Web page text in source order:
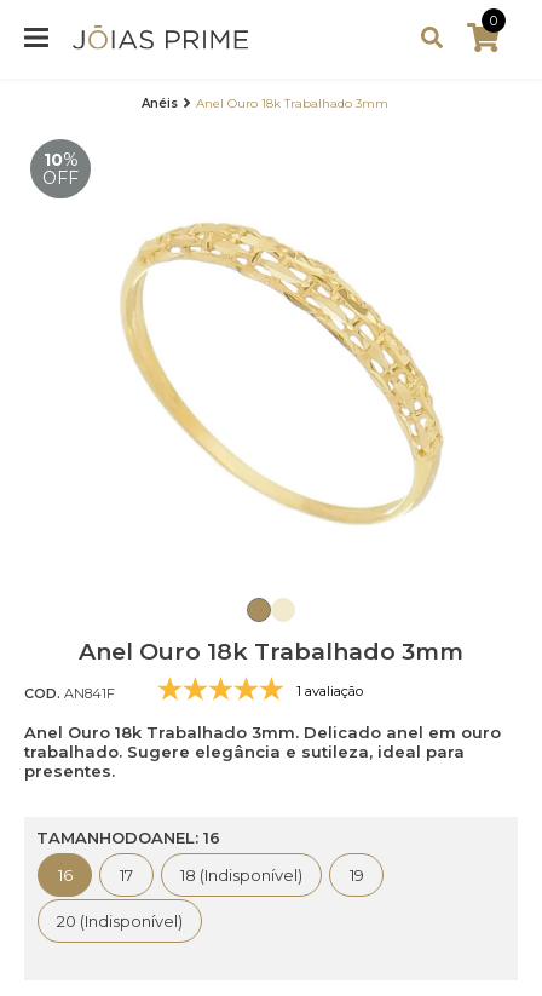
0
Anéis Anel Ouro 18k Trabalhado 3mm
10%
OFF
Anel Ouro 18k Trabalhado 3mm
COD. AN841F 1 avaliação
Anel Ouro 18k Trabalhado 3mm. Delicado anel em ouro
trabalhado. Sugere elegância e sutileza, ideal para
presentes.
TAMANHODOANEL: 16
16
17 18 (Indisponível) 19
20 (Indisponível)